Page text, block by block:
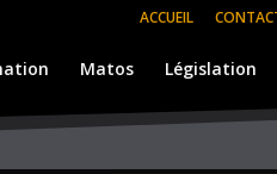
ACCUEIL
Matos Législation